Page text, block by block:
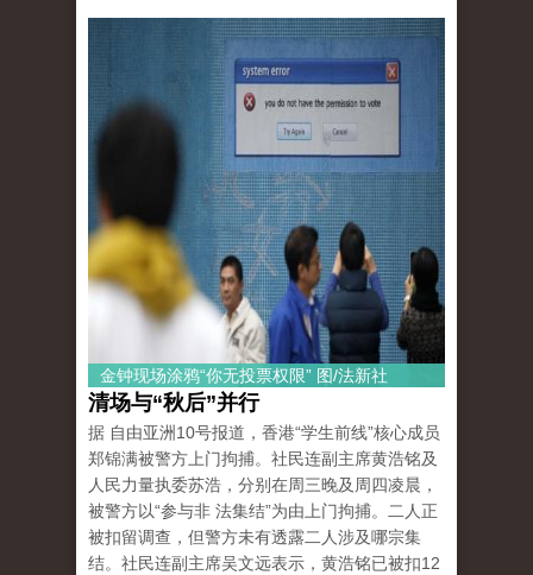
金钟现场涂鸦“你无投票权限” 图/法新社
清场与“秋后”并行
据 自由亚洲10号报道，香港“学生前线”核心成员
郑锦满被警方上门拘捕。社民连副主席黄浩铭及
人民力量执委苏浩，分别在周三晚及周四凌晨，
被警方以“参与非 法集结”为由上门拘捕。二人正
被扣留调查，但警方未有透露二人涉及哪宗集
结。社民连副主席吴文远表示，黄浩铭已被扣12